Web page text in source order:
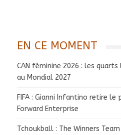
EN CE MOMENT
CAN féminine 2026 : les
au Mondial 2027
FIFA : Gianni Infantino retire le
Forward Enterprise
Tchoukball : The Winners